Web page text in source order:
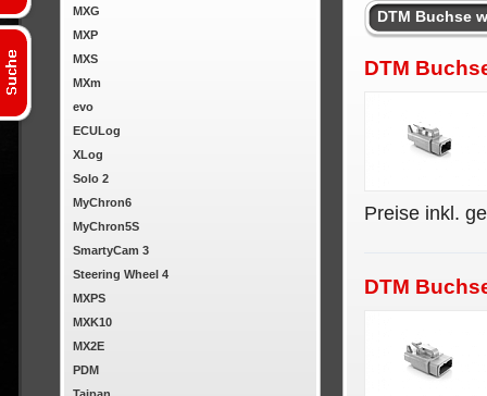
MXG
MXP
MXS
MXm
evo
ECULog
XLog
Solo 2
MyChron6
MyChron5S
SmartyCam 3
Steering Wheel 4
MXPS
MXK10
MX2E
PDM
DTM Buchse
DTM
Preise inkl.
DTM